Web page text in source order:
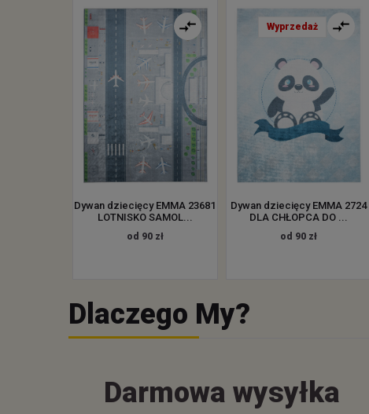
Dywan dziecięcy EMMA 23681
LOTNISKO SAMOL...
od 90 zł
Wyprzedaż
Dywan dziecięcy EMMA 2724
DLA CHŁOPCA DO ...
od 90 zł
Dlaczego My?
Darmowa wysyłka